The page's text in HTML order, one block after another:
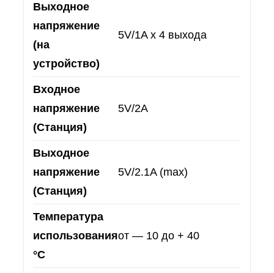
Выходное
напряжение
(на
устройство)
5V/1A х 4 выхода
Входное
напряжение
(Станция)
5V/2A
Выходное
напряжение
(Станция)
5V/2.1A (max)
Температура
использования
°С
от — 10 до + 40